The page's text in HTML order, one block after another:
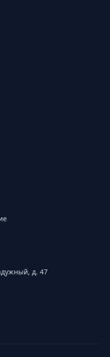
д. 47